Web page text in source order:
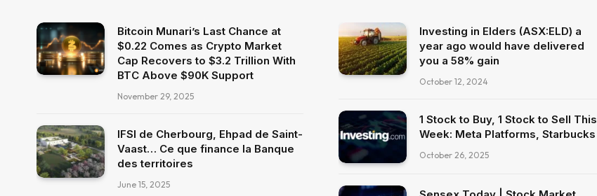
Bitcoin Munari’s Last Chance at
$0.22 Comes as Crypto Market
Cap Recovers to $3.2 Trillion With
BTC Above $90K Support
November 29, 2025
IFSI de Cherbourg, Ehpad de Saint-
Vaast… Ce que finance la Banque
des territoires
June 15, 2025
Investing in Elders (ASX:ELD) a
year ago would have delivered
you a 58% gain
October 12, 2024
1 Stock to Buy, 1 Stock to Sell This
Week: Meta Platforms, Starbucks
October 26, 2025